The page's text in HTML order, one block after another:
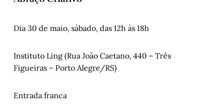
Dia 30 de maio, sábado, das 12h às 18h
Instituto Ling (Rua João Caetano, 440 – Três
Figueiras – Porto Alegre/RS)
Entrada franca